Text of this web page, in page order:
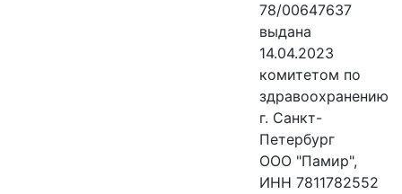
78/00647637
выдана
14.04.2023
комитетом по
здравоохранению
г. Санкт-
Петербург
ООО "Памир",
ИНН 7811782552